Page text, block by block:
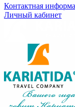
Контактная
Личный кабинет